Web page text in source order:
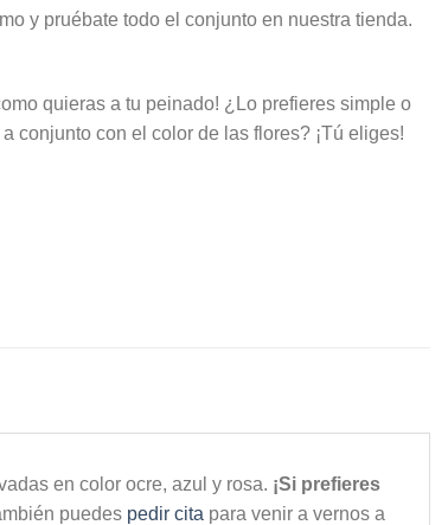
y pruébate todo el conjunto en nuestra tienda.
quieras a tu peinado! ¿Lo prefieres simple o
conjunto con el color de las flores? ¡Tú eliges!
en color ocre, azul y rosa. ¡Si prefieres
puedes pedir cita para venir a vernos a